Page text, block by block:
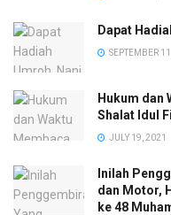
Dapat
SEPTEMBER
Hukum dan
Shalat Idul
JULY 19, 2021
Inilah
dan Motor,
ke 48